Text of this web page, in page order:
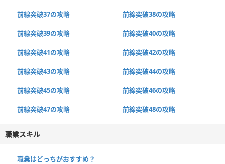
前線突破37の攻略 前線突破38の攻略
前線突破39の攻略 前線突破40の攻略
前線突破41の攻略 前線突破42の攻略
前線突破43の攻略 前線突破44の攻略
前線突破45の攻略 前線突破46の攻略
前線突破47の攻略 前線突破48の攻略
職業スキル
職業はどっちがおすすめ？